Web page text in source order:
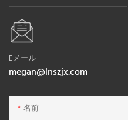
Eメール
megan@lnszjx.com
名前